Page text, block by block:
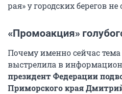
рая» у городских берегов не
«Промоакция»
Почему именно сейчас
выстрелила в
президент Федерации
Приморского края